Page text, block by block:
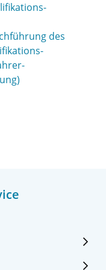
des